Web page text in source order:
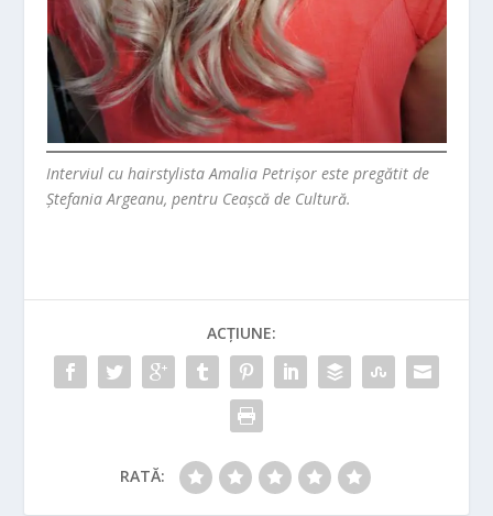
Interviul cu hairstylista Amalia Petrișor este pregătit de
Ștefania Argeanu, pentru Ceașcă de Cultură.
ACȚIUNE:
RATĂ: